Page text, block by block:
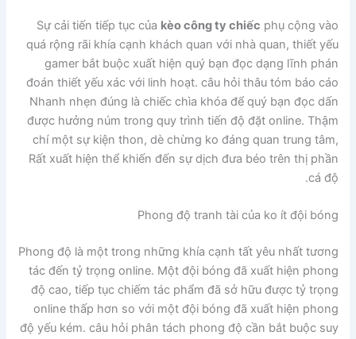
Sự cải tiến tiếp tục của kèo công ty chiếc phụ cộng vào
quá rộng rãi khía cạnh khách quan với nhà quan, thiết yếu
gamer bắt buộc xuất hiện quý bạn đọc dạng lĩnh phán
đoán thiết yếu xác với linh hoạt. câu hỏi thâu tóm báo cáo
Nhanh nhẹn đúng là chiếc chìa khóa để quý bạn đọc dấn
được hưởng núm trong quy trình tiến độ đặt online. Thậm
chí một sự kiện thon, dè chừng ko đáng quan trung tâm,
Rất xuất hiện thể khiến đến sự dịch đưa béo trên thị phần
cá độ.
Phong độ tranh tài của ko ít đội bóng
Phong độ là một trong những khía cạnh tất yêu nhất tương
tác đến tỷ trọng online. Một đội bóng đã xuất hiện phong
độ cao, tiếp tục chiếm tác phẩm đã sở hữu được tỷ trọng
online thấp hơn so với một đội bóng đã xuất hiện phong
độ yếu kém. câu hỏi phân tách phong độ cần bắt buộc suy